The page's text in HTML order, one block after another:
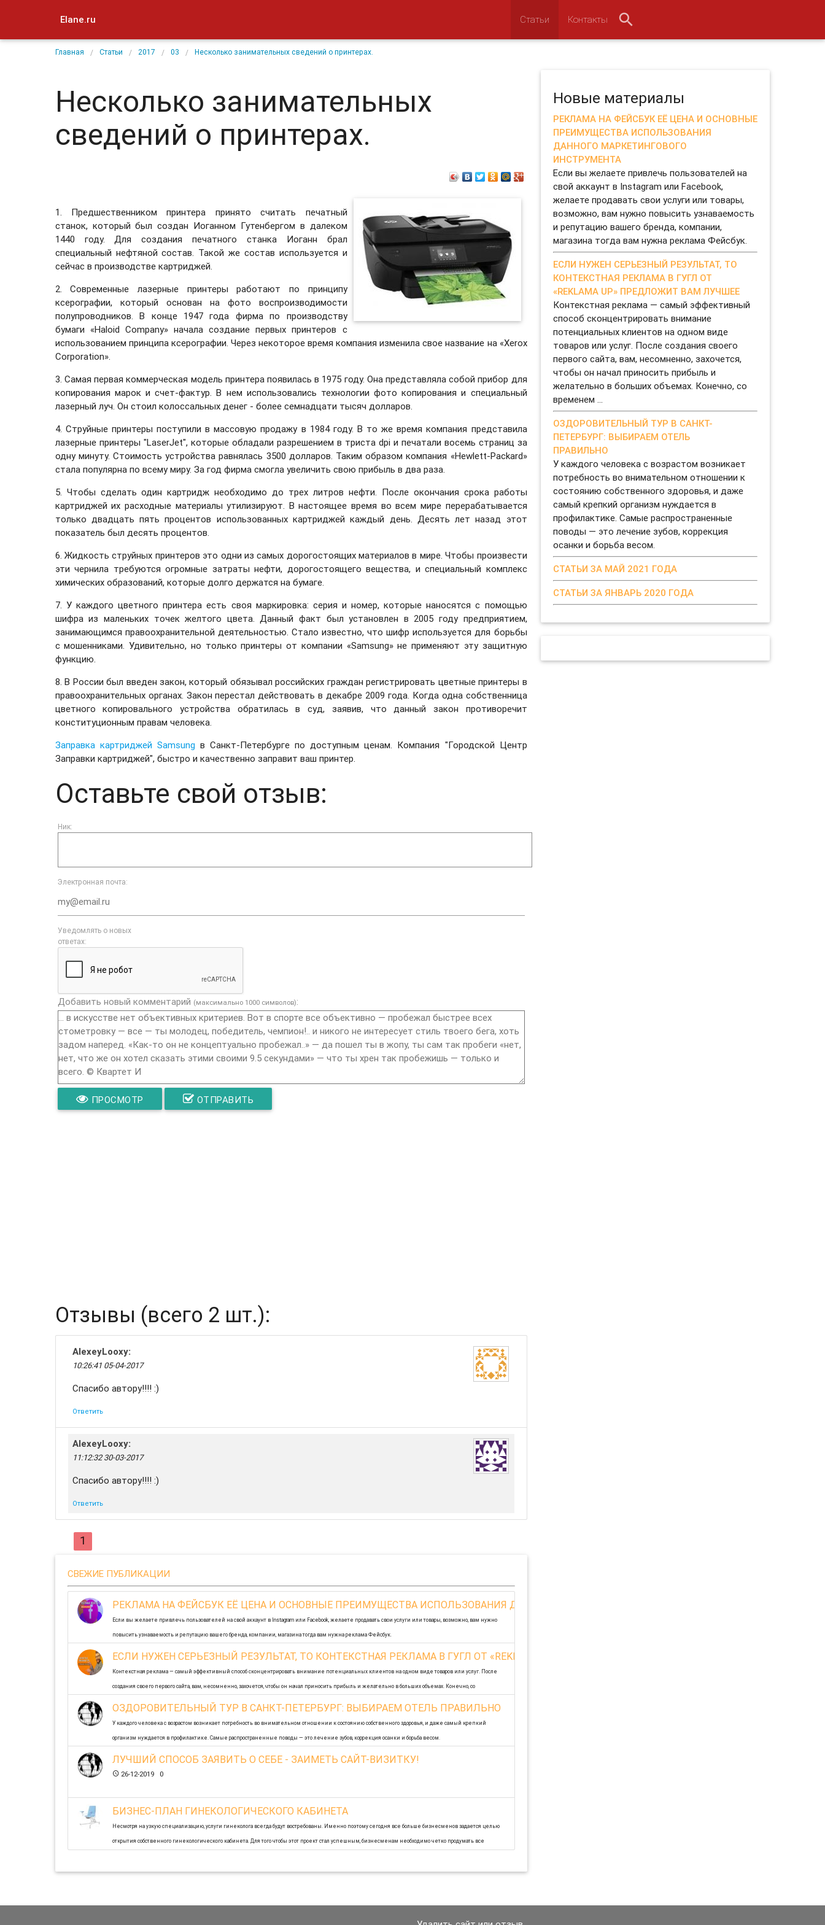
Elane.ru Статьи Контакты
Главная Статьи 2017 03 Несколько занимательных сведений о принтерах.
Несколько занимательных
сведений о принтерах.
1. Предшественником принтера принято считать печатный
станок, который был создан Иоганном Гутенбергом в далеком
1440 году. Для создания печатного станка Иоганн брал
специальный нефтяной состав. Такой же состав используется и
сейчас в производстве картриджей.
2. Современные лазерные принтеры работают по принципу
ксерографии, который основан на фото воспроизводимости
полупроводников. В конце 1947 года фирма по производству
бумаги «Haloid Company» начала создание первых принтеров с
использованием принципа ксерографии. Через некоторое время компания изменила свое название на «Xerox
Corporation».
3. Самая первая коммерческая модель принтера появилась в 1975 году. Она представляла собой прибор для
копирования марок и счет-фактур. В нем использовались технологии фото копирования и специальный
лазерный луч. Он стоил колоссальных денег - более семнадцати тысяч долларов.
4. Струйные принтеры поступили в массовую продажу в 1984 году. В то же время компания представила
лазерные принтеры "LaserJet", которые обладали разрешением в триста dpi и печатали восемь страниц за
одну минуту. Стоимость устройства равнялась 3500 долларов. Таким образом компания «Hewlett-Packard»
стала популярна по всему миру. За год фирма смогла увеличить свою прибыль в два раза.
5. Чтобы сделать один картридж необходимо до трех литров нефти. После окончания срока работы
картриджей их расходные материалы утилизируют. В настоящее время во всем мире перерабатывается
только двадцать пять процентов использованных картриджей каждый день. Десять лет назад этот
показатель был десять процентов.
6. Жидкость струйных принтеров это одни из самых дорогостоящих материалов в мире. Чтобы произвести
эти чернила требуются огромные затраты нефти, дорогостоящего вещества, и специальный комплекс
химических образований, которые долго держатся на бумаге.
7. У каждого цветного принтера есть своя маркировка: серия и номер, которые наносятся с помощью
шифра из маленьких точек желтого цвета. Данный факт был установлен в 2005 году предприятием,
занимающимся правоохранительной деятельностью. Стало известно, что шифр используется для борьбы
с мошенниками. Удивительно, но только принтеры от компании «Samsung» не применяют эту защитную
функцию.
8. В России был введен закон, который обязывал российских граждан регистрировать цветные принтеры в
правоохранительных органах. Закон перестал действовать в декабре 2009 года. Когда одна собственница
цветного копировального устройства обратилась в суд, заявив, что данный закон противоречит
конституционным правам человека.
Заправка картриджей Samsung в Санкт-Петербурге по доступным ценам. Компания "Городской Центр
Заправки картриджей", быстро и качественно заправит ваш принтер.
Оставьте свой отзыв:
Ник:
Электронная почта:
Уведомлять о новых
ответах:
Добавить новый комментарий (максимально 1000 символов):
ПРОСМОТР ОТПРАВИТЬ
Отзывы (всего 2 шт.):
AlexeyLooxy:
10:26:41 05-04-2017
Спасибо автору!!!! :)
Ответить
AlexeyLooxy:
11:12:32 30-03-2017
Спасибо автору!!!! :)
Ответить
1
СВЕЖИЕ ПУБЛИКАЦИИ
РЕКЛАМА НА ФЕЙСБУК ЕЁ ЦЕНА И ОСНОВНЫЕ ПРЕИМУЩЕСТВА ИСПОЛЬЗОВАНИЯ ДАННОГО МАРКЕТИНГОВОГО ИНСТРУМЕНТА
Если вы желаете привлечь пользователей на свой аккаунт в Instagram или Facebook, желаете продавать свои услуги или товары, возможно, вам нужно
повысить узнаваемость и репутацию вашего бренда, компании, магазина тогда вам нужна реклама Фейсбук.
ЕСЛИ НУЖЕН СЕРЬЕЗНЫЙ РЕЗУЛЬТАТ, ТО КОНТЕКСТНАЯ РЕКЛАМА В ГУГЛ ОТ «REKLAMA UP» ПРЕДЛОЖИТ ВАМ ЛУЧШЕЕ
Контекстная реклама — самый эффективный способ сконцентрировать внимание потенциальных клиентов на одном виде товаров или услуг. После
создания своего первого сайта, вам, несомненно, захочется, чтобы он начал приносить прибыль и желательно в больших объемах. Конечно, со
15-04-2021 0
ОЗДОРОВИТЕЛЬНЫЙ ТУР В САНКТ-ПЕТЕРБУРГ: ВЫБИРАЕМ ОТЕЛЬ ПРАВИЛЬНО
У каждого человека с возрастом возникает потребность во внимательном отношении к состоянию собственного здоровья, и даже самый крепкий
организм нуждается в профилактике. Самые распространенные поводы — это лечение зубов, коррекция осанки и борьба весом.
05-01-2020 0
ЛУЧШИЙ СПОСОБ ЗАЯВИТЬ О СЕБЕ - ЗАИМЕТЬ САЙТ-ВИЗИТКУ!
26-12-2019 0
БИЗНЕС-ПЛАН ГИНЕКОЛОГИЧЕСКОГО КАБИНЕТА
Несмотря на узкую специализацию, услуги гинеколога всегда будут востребованы. Именно поэтому сегодня все больше бизнесменов задается целью
открытия собственного гинекологического кабинета. Для того чтобы этот проект стал успешным, бизнесменам необходимо четко продумать все
13-11-2019 0
Новые материалы
РЕКЛАМА НА ФЕЙСБУК ЕЁ ЦЕНА И ОСНОВНЫЕ
ПРЕИМУЩЕСТВА ИСПОЛЬЗОВАНИЯ
ДАННОГО МАРКЕТИНГОВОГО
ИНСТРУМЕНТА
Если вы желаете привлечь пользователей на
свой аккаунт в Instagram или Facebook,
желаете продавать свои услуги или товары,
возможно, вам нужно повысить узнаваемость
и репутацию вашего бренда, компании,
магазина тогда вам нужна реклама Фейсбук.
ЕСЛИ НУЖЕН СЕРЬЕЗНЫЙ РЕЗУЛЬТАТ, ТО
КОНТЕКСТНАЯ РЕКЛАМА В ГУГЛ ОТ
«REKLAMA UP» ПРЕДЛОЖИТ ВАМ ЛУЧШЕЕ
Контекстная реклама — самый эффективный
способ сконцентрировать внимание
потенциальных клиентов на одном виде
товаров или услуг. После создания своего
первого сайта, вам, несомненно, захочется,
чтобы он начал приносить прибыль и
желательно в больших объемах. Конечно, со
временем ...
ОЗДОРОВИТЕЛЬНЫЙ ТУР В САНКТ-
ПЕТЕРБУРГ: ВЫБИРАЕМ ОТЕЛЬ
ПРАВИЛЬНО
У каждого человека с возрастом возникает
потребность во внимательном отношении к
состоянию собственного здоровья, и даже
самый крепкий организм нуждается в
профилактике. Самые распространенные
поводы — это лечение зубов, коррекция
осанки и борьба весом.
СТАТЬИ ЗА МАЙ 2021 ГОДА
СТАТЬИ ЗА ЯНВАРЬ 2020 ГОДА